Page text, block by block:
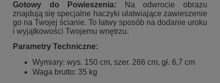
Gotowy do Powieszenia: Na odwrocie obrazu
znajdują się specjalne haczyki ułatwiające zawieszenie
go na Twojej ścianie. To łatwy sposób na dodanie uroku
i wyjątkowości Twojemu wnętrzu.
Parametry Techniczne:
Wymiary: wys. 150 cm, szer. 266 cm, gł. 6,7 cm
Waga brutto: 35 kg